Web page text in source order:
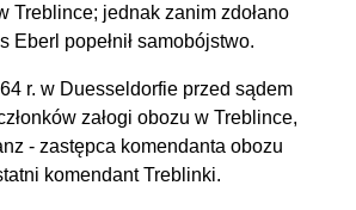
Treblince; jednak zanim zdołano
Eberl popełnił samobójstwo.
r. w Duesseldorfie przed sądem
załogi obozu w Treblince,
- zastępca komendanta obozu
komendant Treblinki.